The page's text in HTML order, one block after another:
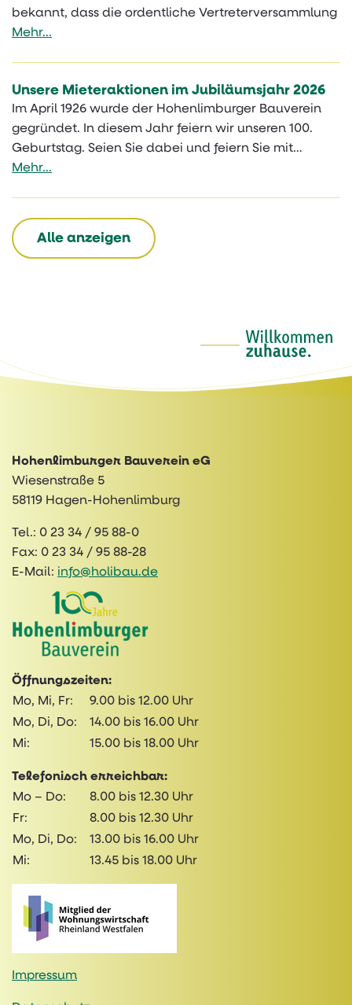
bekannt, dass die ordentliche Vertreterversammlung
Mehr...
Unsere Mieteraktionen im Jubiläumsjahr 2026
Im April 1926 wurde der Hohenlimburger Bauverein
gegründet. In diesem Jahr feiern wir unseren 100.
Geburtstag. Seien Sie dabei und feiern Sie mit…
Mehr...
Alle anzeigen
Hohenlimburger Bauverein eG
Wiesenstraße 5
58119 Hagen-Hohenlimburg
Tel.: 0 23 34 / 95 88-0
Fax: 0 23 34 / 95 88-28
E-Mail: info@holibau.de
Öffnungszeiten:
Mo, Mi, Fr:
9.00 bis 12.00 Uhr
Mo, Di, Do:
14.00 bis 16.00 Uhr
Mi:
15.00 bis 18.00 Uhr
Telefonisch erreichbar:
Mo – Do:
8.00 bis 12.30 Uhr
Fr:
8.00 bis 12.30 Uhr
Mo, Di, Do:
13.00 bis 16.00 Uhr
Mi:
13.45 bis 18.00 Uhr
Impressum